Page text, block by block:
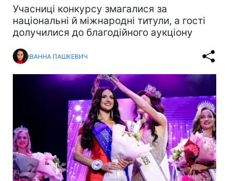
Учасниці конкурсу змагалися за
національні й міжнародні титули, а гості
долучилися до благодійного аукціону
ІВАННА ПАШКЕВИЧ